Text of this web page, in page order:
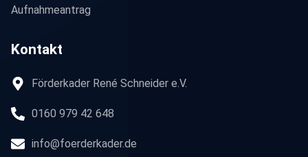
Aufnahmeantrag
Kontakt
Förderkader René Schneider e.V.
0160 979 42 648
info@foerderkader.de